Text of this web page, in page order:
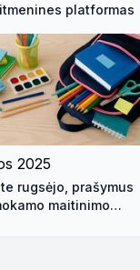
platformas
2025
rugsėjo, prašymus
maitinimo